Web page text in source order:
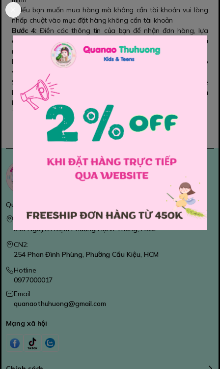
- Nếu bạn muốn mua hàng mà không cần tài khoản vui lòng
nhấp chuột vào mục đặt hàng không cần tài khoản
Bước 4: Điền các thông tin của bạn để nhận đơn hàng, lựa
chọn hình thức thanh toán và vận chuyển cho đơn hàng của
mình
Bước 5:
Xem lại thông tin đặt hàng, điền chú thích "chiều cao
và cân nặng" và gửi đơn hàng
Sau khi nhận được đơn hàng bạn gửi chúng tôi sẽ liên hệ
bằng cách gọi điện lại để xác nhận lại đơn hàng và địa chỉ của
bạn.
Trân trọng cảm ơn.
Quanaothuhuong- Thời trang trẻ em
CN1:
943 Nguyễn Kiệm Phường Hạnh Thông, HCM
CN2:
254 Phan Đình Phùng, Phường Cầu Kiệu, HCM
Hotline
0977000017
Email
quanaothuhuong@gmail.com
Mạng xã hội